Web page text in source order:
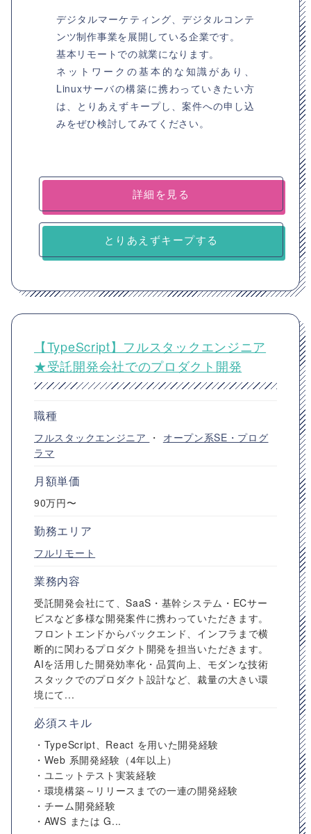
デジタルマーケティング、デジタルコンテ
ンツ制作事業を展開している企業です。
基本リモートでの就業になります。
ネットワークの基本的な知識があり、
Linuxサーバの構築に携わっていきたい方
は、とりあえずキープし、案件への申し込
みをぜひ検討してみてください。
詳細を見る
とりあえずキープする
【TypeScript】フルスタックエンジニア
★受託開発会社でのプロダクト開発
職種
フルスタックエンジニア ・ オープン系SE・プログ
ラマ
月額単価
90万円〜
勤務エリア
フルリモート
業務内容
受託開発会社にて、SaaS・基幹システム・ECサー
ビスなど多様な開発案件に携わっていただきます。
フロントエンドからバックエンド、インフラまで横
断的に関わるプロダクト開発を担当いただきます。
AIを活用した開発効率化・品質向上、モダンな技術
スタックでのプロダクト設計など、裁量の大きい環
境にて...
必須スキル
・TypeScript、React を用いた開発経験
・Web 系開発経験（4年以上）
・ユニットテスト実装経験
・環境構築～リリースまでの一連の開発経験
・チーム開発経験
・AWS または G...